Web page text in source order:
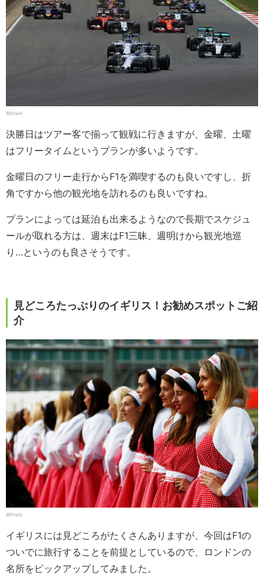
©Pirelli
決勝日はツアー客で揃って観戦に行きますが、金曜、土曜
はフリータイムというプランが多いようです。
金曜日のフリー走行からF1を満喫するのも良いですし、折
角ですから他の観光地を訪れるのも良いですね。
プランによっては延泊も出来るようなので長期でスケジュ
ールが取れる方は、週末はF1三昧、週明けから観光地巡
り…というのも良さそうです。
見どころたっぷりのイギリス！お勧めスポットご紹
介
©Pirelli
イギリスには見どころがたくさんありますが、今回はF1の
ついでに旅行することを前提としているので、ロンドンの
名所をピックアップしてみました。